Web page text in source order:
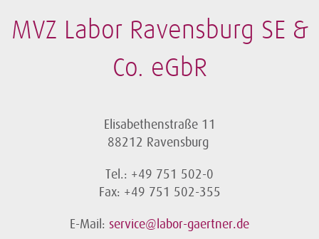
MVZ Labor Ravensburg SE &
Co. eGbR
Elisabethenstraße 11
88212 Ravensburg
Tel.: +49 751 502-0
Fax: +49 751 502-355
E-Mail: service@labor-gaertner.de